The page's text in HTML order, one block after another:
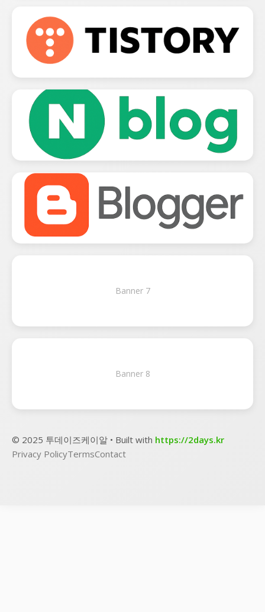
Banner 7
Banner 8
© 2025 투데이즈케이알 • Built with https://2days.kr
Privacy PolicyTermsContact